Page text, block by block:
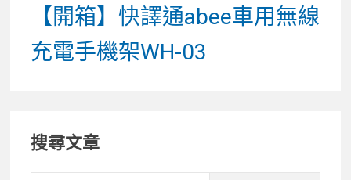
Next
post:
【開箱】快譯通abee車用無線
充電手機架WH-03
Primary
Sidebar
搜尋文章